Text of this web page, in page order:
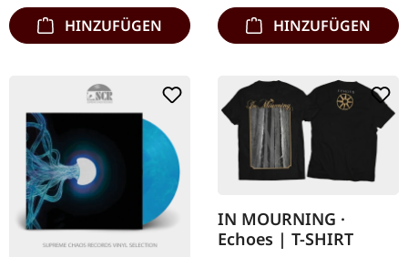
HINZUFÜGEN HINZUFÜGEN
IN MOURNING ·
Echoes | T-SHIRT